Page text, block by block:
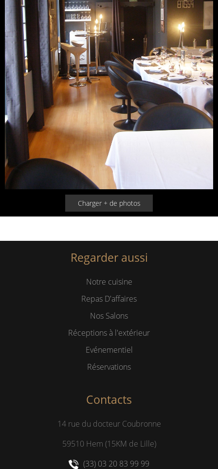
Charger + de photos
Regarder aussi
Notre cuisine
Repas D'affaires
Nos Salons
Réceptions à l'extérieur
Evénementiel
Réservations
Contacts
14 rue du docteur Coubronne
59510 Hem (15KM de Lille)
(33) 03 20 83 99 99